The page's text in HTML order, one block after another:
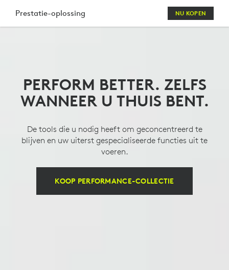
LOGITECH
WEBCAM
&AMP;
HEADSET
COMBO
Prestatie-oplossing NU KOPEN
PERFORM BETTER. ZELFS
WANNEER U THUIS BENT.
De tools die u nodig heeft om geconcentreerd te
blijven en uw uiterst gespecialiseerde functies uit te
voeren.
KOOP PERFORMANCE-COLLECTIE